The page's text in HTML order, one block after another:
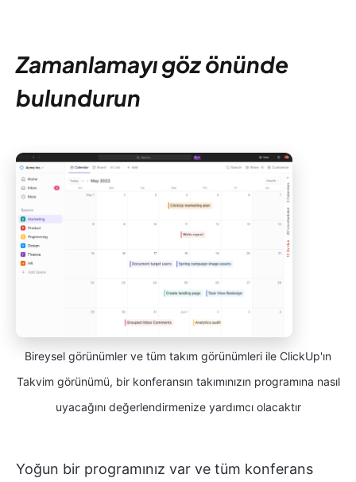
Zamanlamayı göz önünde
bulundurun
Bireysel görünümler ve tüm takım görünümleri ile ClickUp'ın
Takvim görünümü, bir konferansın takımınızın programına nasıl
uyacağını değerlendirmenize yardımcı olacaktır
Yoğun bir programınız var ve tüm konferans